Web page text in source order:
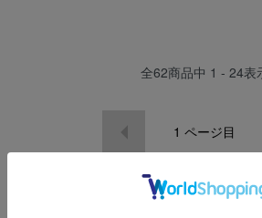
全62商品中 1 - 24表
1 ページ目